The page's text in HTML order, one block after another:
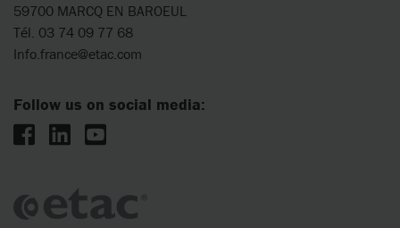
59700 MARCQ EN BAROEUL
Tél. 03 74 09 77 68
Info.france@etac.com
Follow us on social media: